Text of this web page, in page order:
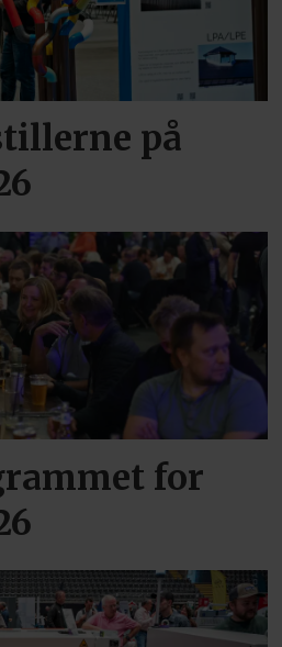
på
for